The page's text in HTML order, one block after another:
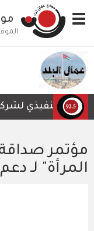
إلى
المحتوى
Toggle
navigation
التنفيذي لشركة
مؤتمر
المرأة" لـ